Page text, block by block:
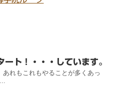
ート！・・・しています。
あれもこれもやることが多くあっ